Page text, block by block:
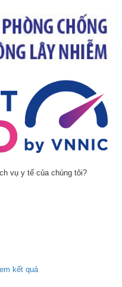
vụ y tế của chúng tôi?
kết quả